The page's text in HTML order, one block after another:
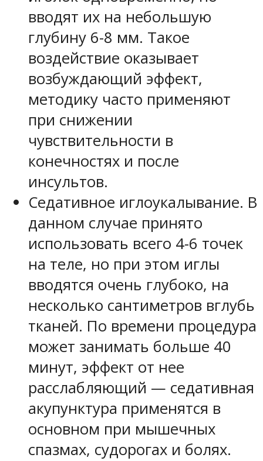
вводят их на небольшую
глубину 6-8 мм. Такое
воздействие оказывает
возбуждающий эффект,
методику часто применяют
при снижении
чувствительности в
конечностях и после
инсультов.
Седативное иглоукалывание. В
данном случае принято
использовать всего 4-6 точек
на теле, но при этом иглы
вводятся очень глубоко, на
несколько сантиметров вглубь
тканей. По времени процедура
может занимать больше 40
минут, эффект от нее
расслабляющий — седативная
акупунктура применятся в
основном при мышечных
спазмах, судорогах и болях.